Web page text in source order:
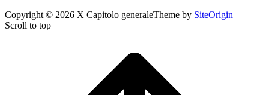
Copyright © 2026 X Capitolo generaleTheme by SiteOrigin
Scroll to top